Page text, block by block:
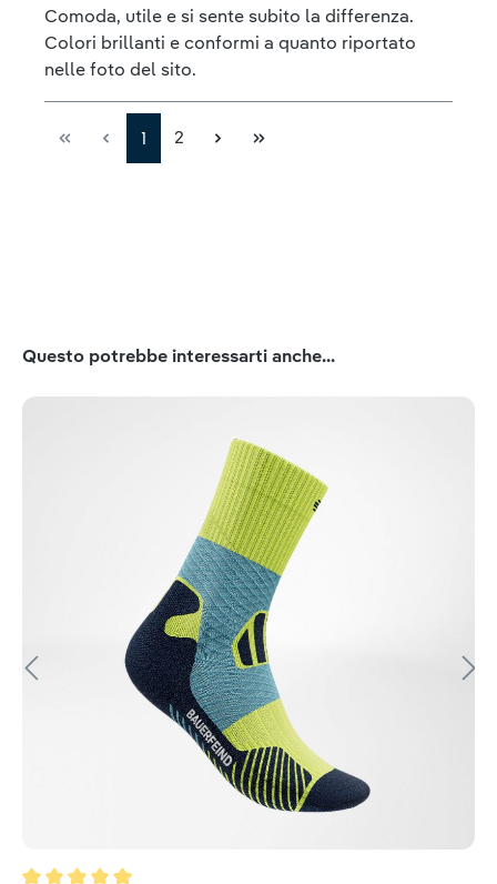
Comoda, utile e si sente subito la differenza.
Colori brillanti e conformi a quanto riportato
nelle foto del sito.
1 2
Salta la galleria dei prodotti
Questo potrebbe interessarti anche...